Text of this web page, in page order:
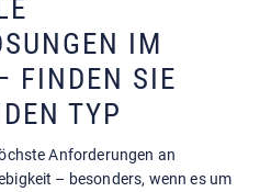
IM
FINDEN SIE
TYP
Anforderungen an
– besonders, wenn es um